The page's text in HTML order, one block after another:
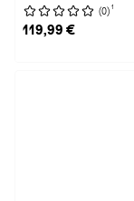
(0) 1
119,99 €